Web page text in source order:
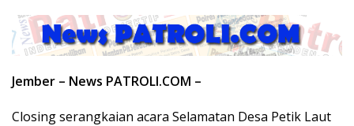
Jember – News PATROLI.COM –
Closing serangkaian acara Selamatan Desa Petik Laut